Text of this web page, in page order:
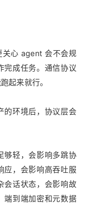
关心 agent 会不会规
完成任务。通信协议
起来就行。
的环境后，协议层会
够轻，会影响多跳协
应，会影响高吞吐服
会话状态，会影响故
端到端加密和元数据